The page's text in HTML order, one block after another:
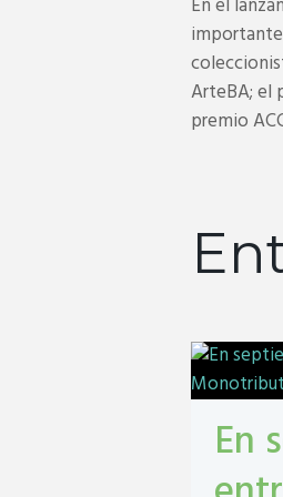
ArteBA; el
premio
En